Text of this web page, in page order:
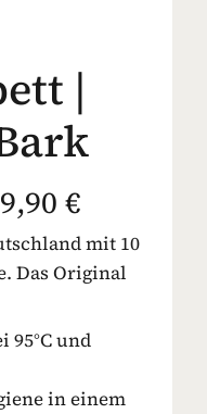
|
€
mit 10
Das Original
95°C und
in einem